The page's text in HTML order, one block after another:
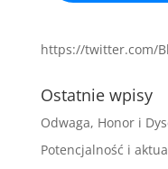
https://twitter.com/
Ostatnie wpisy
Odwaga, Honor i
Potencjalność i